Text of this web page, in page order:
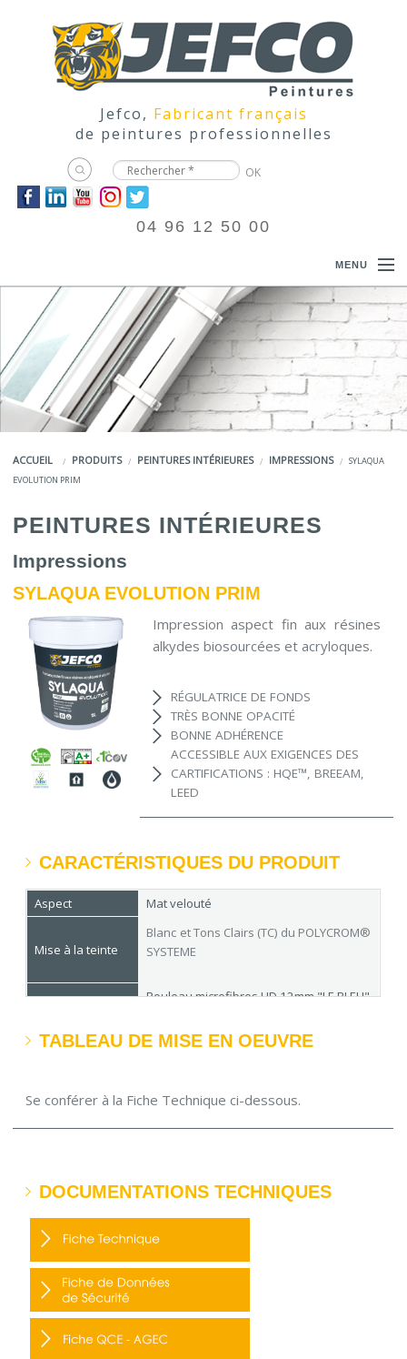
Jefco, Fabricant français
de peintures professionnelles
04 96 12 50 00
MENU
ACCUEIL
PRODUITS
DOCUMENTATIONS
COULEURS
ACCUEIL PRODUITS PEINTURES INTÉRIEURES IMPRESSIONS
SYLAQUA
EVOLUTION PRIM
PEINTURES INTÉRIEURES
Impressions
SYLAQUA EVOLUTION PRIM
Impression aspect fin aux résines
alkydes biosourcées et acryloques.
RÉGULATRICE DE FONDS
TRÈS BONNE OPACITÉ
BONNE ADHÉRENCE
ACCESSIBLE AUX EXIGENCES DES
CARTIFICATIONS : HQE™, BREEAM,
LEED
CARACTÉRISTIQUES DU PRODUIT
Aspect Mat velouté
Mise à la teinte
Blanc et Tons Clairs (TC) du POLYCROM®
SYSTEME
Rouleau microfibres HD 12mm "LE BLEU"
Rendement
9 à 11 m²/L
Conditionnement
4 L - 15 L
TABLEAU DE MISE EN OEUVRE
Se conférer à la Fiche Technique ci-dessous.
DOCUMENTATIONS TECHNIQUES